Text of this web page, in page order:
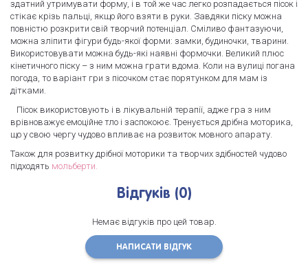
здатний утримувати форму, і в той же час легко розпадається пісок і
стікає крізь пальці, якщо його взяти в руки. Завдяки піску можна
повністю розкрити свій творчий потенціал. Сміливо фантазуючи,
можна зліпити фігури будь-якої форми: замки, будиночки, тварини.
Використовувати можна будь-які наявні формочки. Великий плюс
кінетичного піску – з ним можна грати вдома. Коли на вулиці погана
погода, то варіант гри з пісочком стає порятунком для мам із
дітками.
Пісок використовують і в лікувальній терапії, адже гра з ним
врівноважує емоційне тло і заспокоює. Тренується дрібна моторика,
що у свою чергу чудово впливає на розвиток мовного апарату.
Також для розвитку дрібної моторики та творчих здібностей чудово
підходять мольберти.
Відгуків (0)
Немає відгуків про цей товар.
НАПИСАТИ ВІДГУК